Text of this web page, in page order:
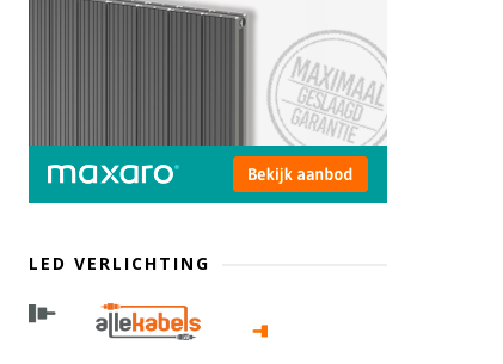
LED VERLICHTING